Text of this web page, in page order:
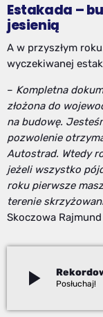
Estakada –
jesienią
A w przyszłym
wyczekiwanej
– Kompletna
złożona do
na budowę.
pozwolenie
Autostrad. Wtedy
jeżeli wszystko
roku pierwsze
terenie
Skoczowa
play_arrow